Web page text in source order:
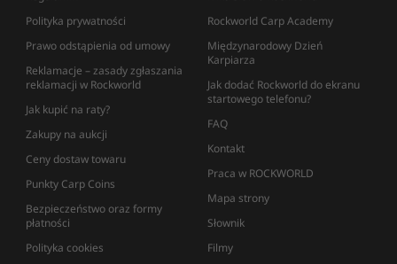
Polityka prywatności
Prawo odstąpienia od umowy
Reklamacje – zasady zgłaszania
reklamacji w Rockworld
Jak kupić na raty?
Zakupy na aukcji
Ceny dostaw towaru
Punkty Carp Coins
Bezpieczeństwo oraz formy
płatności
Polityka cookies
Rockworld Carp Academy
Międzynarodowy Dzień
Karpiarza
Jak dodać Rockworld do ekranu
startowego telefonu?
FAQ
Kontakt
Praca w ROCKWORLD
Mapa strony
Słownik
Filmy